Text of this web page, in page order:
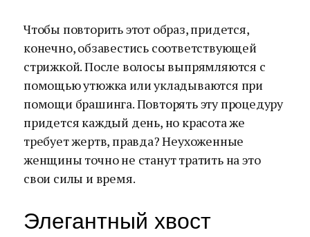
Чтобы повторить этот образ, придется,
конечно, обзавестись соответствующей
стрижкой. После волосы выпрямляются с
помощью утюжка или укладываются при
помощи брашинга. Повторять эту процедуру
придется каждый день, но красота же
требует жертв, правда? Неухоженные
женщины точно не станут тратить на это
свои силы и время.
Элегантный хвост